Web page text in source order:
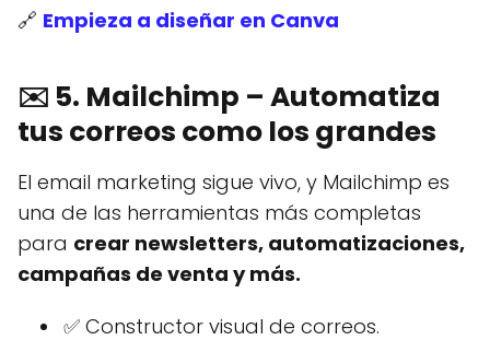
🔗 Empieza a diseñar en Canva
✉️ 5. Mailchimp – Automatiza
tus correos como los grandes
El email marketing sigue vivo, y Mailchimp es
una de las herramientas más completas
para crear newsletters, automatizaciones,
campañas de venta y más.
✅ Constructor visual de correos.